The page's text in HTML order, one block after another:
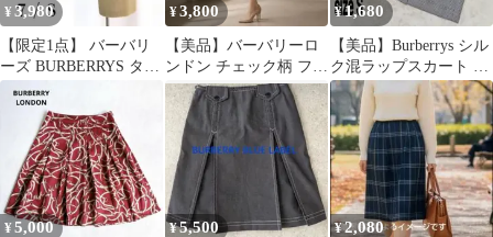
¥ 3,980
【限定1点】 バーバリ
ーズ BURBERRYS タイ
トスカート ベージュ 7
¥3,800
【美品】バーバリーロ
ンドン チェック柄 フレ
アスカート 36 グレー
¥1,680
【美品】Burberrys シル
ク混ラップスカート グ
レンチェック シェルボ
タン
¥5,000 ¥5,500 ¥2,080